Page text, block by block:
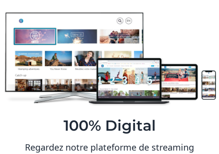
100% Digital
Regardez notre plateforme de streaming